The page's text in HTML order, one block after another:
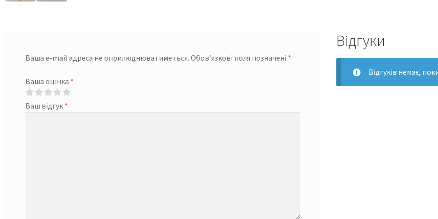
Відгуки
Відгуків немає,
Ваша e-mail адреса не оприлюднюватиметься. Обов’язкові поля позначені *
Ваша оцінка *
Ваш відгук *